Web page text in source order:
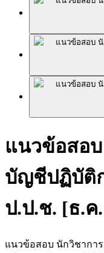
แนวข้อสอ
บัญชีปฏิบัติ
ป.ป.ช. [ธ.ค.
แนวข้อสอบ นักวิชากา